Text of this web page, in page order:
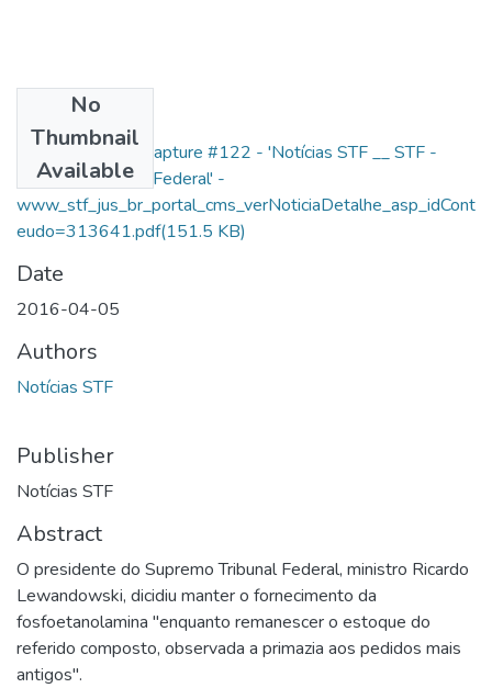
No
Thumbnail
Available
FireShot Screen Capture #122 - 'Notícias STF __ STF -
Supremo Tribunal Federal' -
www_stf_jus_br_portal_cms_verNoticiaDetalhe_asp_idCont
eudo=313641.pdf(151.5 KB)
Date
2016-04-05
Authors
Notícias STF
Publisher
Notícias STF
Abstract
O presidente do Supremo Tribunal Federal, ministro Ricardo
Lewandowski, dicidiu manter o fornecimento da
fosfoetanolamina "enquanto remanescer o estoque do
referido composto, observada a primazia aos pedidos mais
antigos".